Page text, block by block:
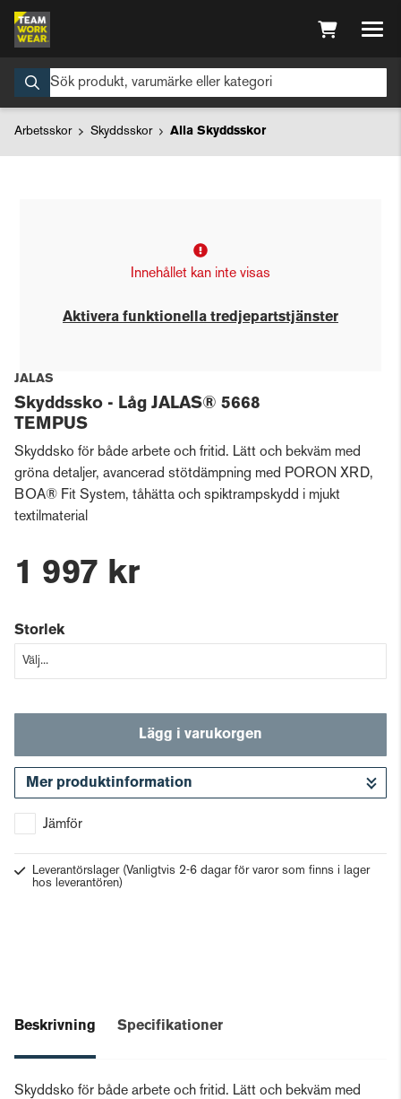
Arbetsskor Skyddsskor Alla Skyddsskor
Innehållet kan inte visas
Aktivera funktionella tredjepartstjänster
JALAS
Skyddssko - Låg JALAS® 5668
TEMPUS
Skyddsko för både arbete och fritid. Lätt och bekväm med
gröna detaljer, avancerad stötdämpning med PORON XRD,
BOA® Fit System, tåhätta och spiktrampskydd i mjukt
textilmaterial
1 997 kr
Storlek
Lägg i varukorgen
Mer produktinformation
Jämför
Leverantörslager (Vanligtvis 2-6 dagar för varor som finns i lager
hos leverantören)
Beskrivning Specifikationer
Skyddsko för både arbete och fritid. Lätt och bekväm med